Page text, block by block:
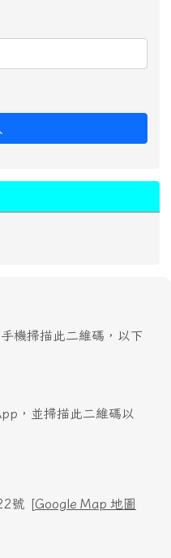
手機掃描此二維碼，以下
，並掃描此二維碼以
號 [Google Map 地圖